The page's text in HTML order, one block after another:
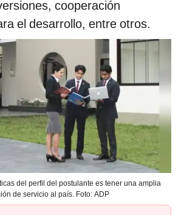
cooperación
el desarrollo, entre otros.
del perfil del postulante es tener una amplia
de servicio al país. Foto: ADP